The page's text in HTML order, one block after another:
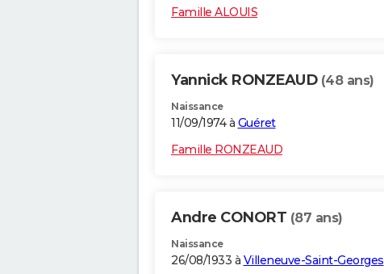
Famille ALOUIS
Yannick RONZEAUD (48 ans)
Naissance
11/09/1974 à Guéret
Famille RONZEAUD
Andre CONORT (87 ans)
Naissance
26/08/1933 à Villeneuve-Saint-Georges